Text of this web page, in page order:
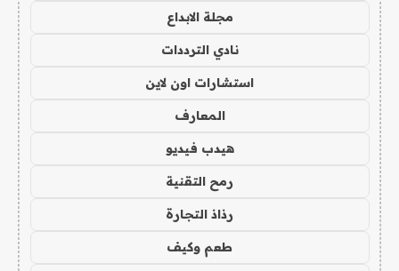
مجلة الابداع
نادي الترددات
استشارات اون لاين
المعارف
هيدب فيديو
رمح التقنية
رذاذ التجارة
طعم وكيف